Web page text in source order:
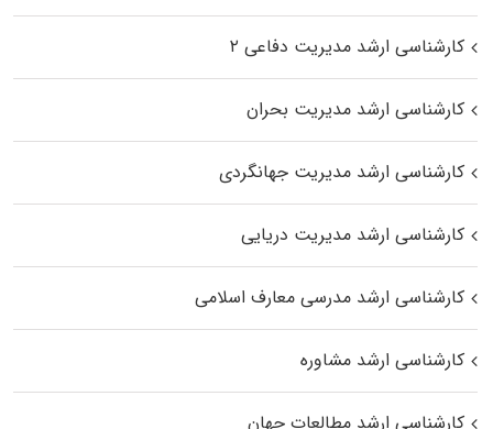
کارشناسی ارشد مدیریت دفاعی ۲
کارشناسی ارشد مدیریت بحران
کارشناسی ارشد مدیریت جهانگردی
کارشناسی ارشد مدیریت دریایی
کارشناسی ارشد مدرسی معارف اسلامی
کارشناسی ارشد مشاوره
کارشناسی ارشد مطالعات جهان